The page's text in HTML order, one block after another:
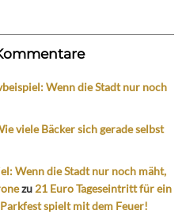
Wenn die Stadt nur noch
viele Bäcker sich gerade selbst
Wenn die Stadt nur noch mäht,
zu 21 Euro Tageseintritt für ein
spielt mit dem Feuer!